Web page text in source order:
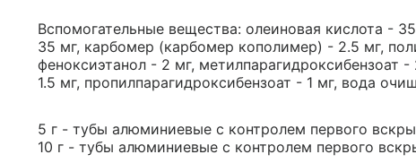
Вспомогательные вещества: олеиновая кислота -
35 мг, карбомер (карбомер кополимер) - 2.5 мг,
феноксиэтанол - 2 мг,
1.5 мг, пропилпарагидроксибензоат - 1 мг, вода
5 г - тубы алюминиевые с контролем первого
10 г - тубы алюминиевые с контролем первого